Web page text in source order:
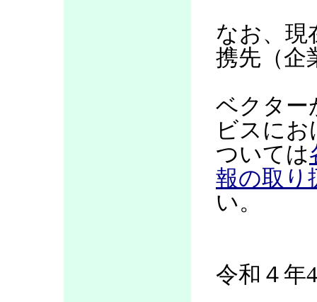
なお、現
携先（企
ベクター
ビスに
ついては
報の取り
い。
令和４年